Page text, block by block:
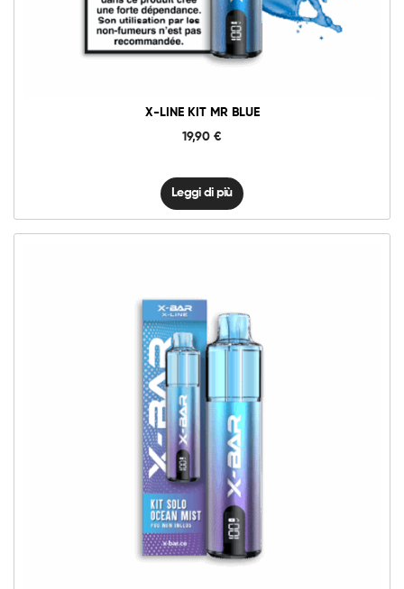
X-LINE KIT MR BLUE
19,90 €
Leggi di più
Kit
-
Ocean
quantità